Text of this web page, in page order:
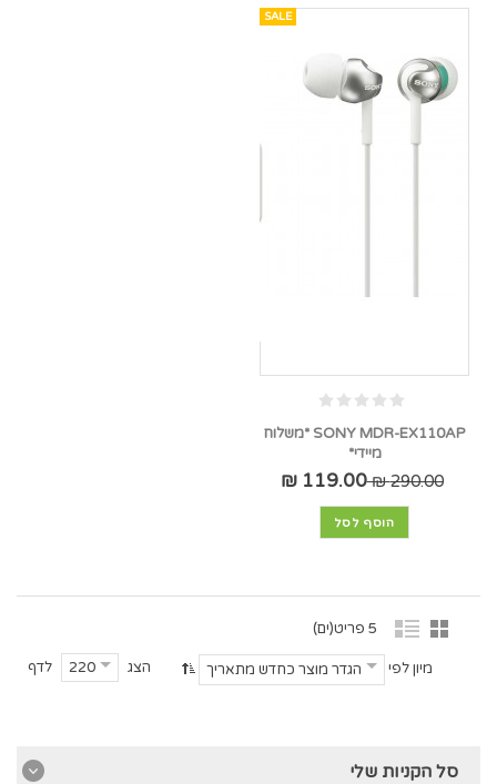
SALE
SONY MDR-EX110AP *משלוח
מיידי*
290.00 ₪
119.00 ₪
הוסף לסל
5 פריט(ים)
הצג 220 לדף מיון לפי הגדר מוצר כחדש מתאריך
סל הקניות שלי